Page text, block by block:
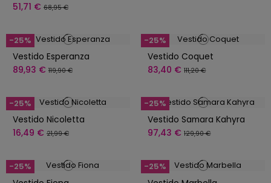
51,71 € 68,95 €
-25%
Vestido Esperanza
89,93 € 119,90 €
-25%
Vestido Coquet
83,40 €111,20 €
-25%
Vestido Nicoletta
16,49 € 21,99 €
-25%
Vestido Samara Kahyra
97,43 €129,90 €
-25% -25%